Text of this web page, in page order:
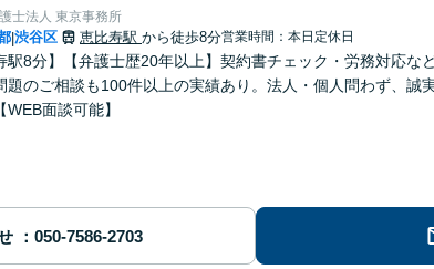
士法人 東京事務所
|渋谷区 恵比寿駅 から徒歩8分営業時間：本日定休日
駅8分】【弁護士歴20年以上】契約書チェック・労務対応
題のご相談も100件以上の実績あり。法人・個人問わず、誠
WEB面談可能】